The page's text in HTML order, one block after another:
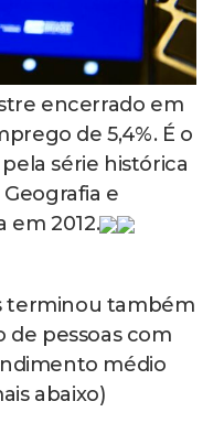
encerrado em
de 5,4%. É o
série histórica
e
em 2012.
terminou também
pessoas com
médio
abaixo)